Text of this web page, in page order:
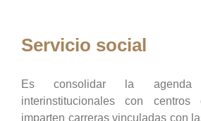
Servicio social
Es consolidar la agenda
interinstitucionales con
imparten carreras vinculadas con